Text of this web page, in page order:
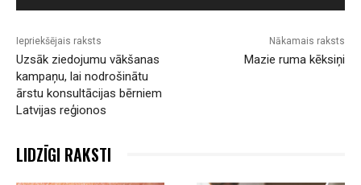
Iepriekšējais raksts
Uzsāk ziedojumu vākšanas
kampaņu, lai nodrošinātu
ārstu konsultācijas bērniem
Latvijas reģionos
Nākamais raksts
Mazie ruma kēksiņi
LIDZĪGI RAKSTI